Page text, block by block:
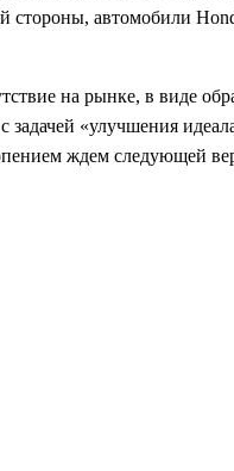
автомобили
на рынке, в виде
задачей «улучшения
ждем следующей